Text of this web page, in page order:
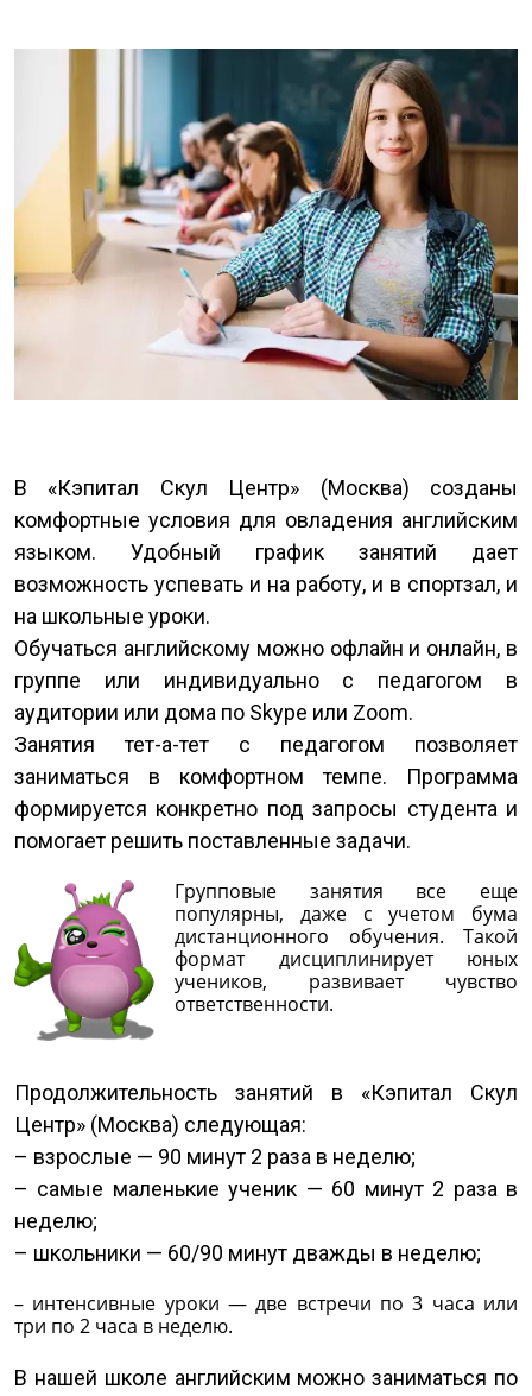
В «Кэпитал Скул Центр» (Москва) созданы
комфортные условия для овладения английским
языком. Удобный график занятий дает
возможность успевать и на работу, и в спортзал, и
на школьные уроки.
Обучаться английскому можно офлайн и онлайн, в
группе или индивидуально с педагогом в
аудитории или дома по Skype или Zoom.
Занятия тет-а-тет с педагогом позволяет
заниматься в комфортном темпе. Программа
формируется конкретно под запросы студента и
помогает решить поставленные задачи.
Групповые занятия все еще
популярны, даже с учетом бума
дистанционного обучения. Такой
формат дисциплинирует юных
учеников, развивает чувство
ответственности.
Продолжительность занятий в «Кэпитал Скул
Центр» (Москва) следующая:
– взрослые — 90 минут 2 раза в неделю;
– самые маленькие ученик — 60 минут 2 раза в
неделю;
– школьники — 60/90 минут дважды в неделю;
– интенсивные уроки — две встречи по 3 часа или
три по 2 часа в неделю.
В нашей школе английским можно заниматься по